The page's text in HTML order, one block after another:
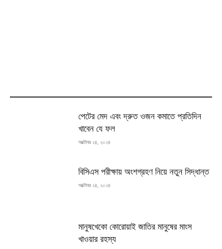
পেটের মেদ এবং দ্রুত ওজন কমাতে প্রতিদিন
খাবেন যে ফল
অক্টোবর ২৪, ২০২৪
বিসিএস পরীক্ষায় অংশগ্রহণ নিয়ে নতুন সিদ্ধান্ত
অক্টোবর ২৪, ২০২৪
মানুষখেকো কোরোয়াই জাতির মানুষের মাংস
খাওয়ার রহস্য